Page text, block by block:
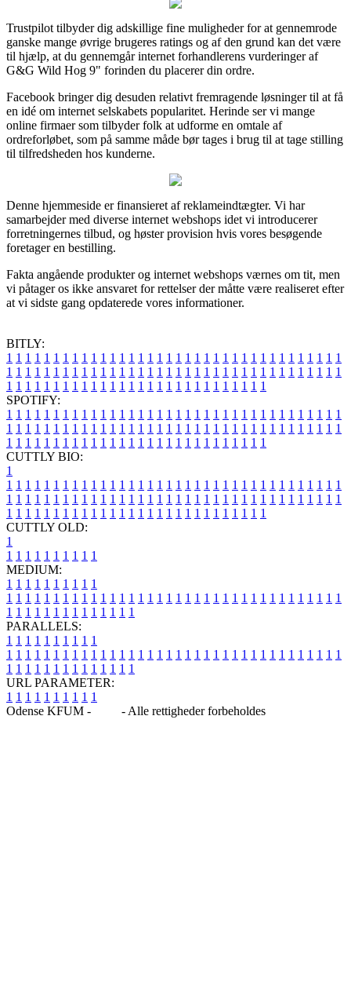
Trustpilot tilbyder dig adskillige fine muligheder for at gennemrode
ganske mange øvrige brugeres ratings og af den grund kan det være
til hjælp, at du gennemgår internet forhandlerens vurderinger af
G&G Wild Hog 9" forinden du placerer din ordre.
Facebook bringer dig desuden relativt fremragende løsninger til at få
en idé om internet selskabets popularitet. Herinde ser vi mange
online firmaer som tilbyder folk at udforme en omtale af
ordreforløbet, som på samme måde bør tages i brug til at tage stilling
til tilfredsheden hos kunderne.
Denne hjemmeside er finansieret af reklameindtægter. Vi har
samarbejder med diverse internet webshops idet vi introducerer
forretningernes tilbud, og høster provision hvis vores besøgende
foretager en bestilling.
Fakta angående produkter og internet webshops værnes om tit, men
vi påtager os ikke ansvaret for rettelser der måtte være realiseret efter
at vi sidste gang opdaterede vores informationer.
BITLY:
1 1 1 1 1 1 1 1 1 1 1 1 1 1 1 1 1 1 1 1 1 1 1 1 1 1 1 1 1 1 1 1 1 1 1 1
1 1 1 1 1 1 1 1 1 1 1 1 1 1 1 1 1 1 1 1 1 1 1 1 1 1 1 1 1 1 1 1 1 1 1 1
1 1 1 1 1 1 1 1 1 1 1 1 1 1 1 1 1 1 1 1 1 1 1 1 1 1 1 1
SPOTIFY:
1 1 1 1 1 1 1 1 1 1 1 1 1 1 1 1 1 1 1 1 1 1 1 1 1 1 1 1 1 1 1 1 1 1 1 1
1 1 1 1 1 1 1 1 1 1 1 1 1 1 1 1 1 1 1 1 1 1 1 1 1 1 1 1 1 1 1 1 1 1 1 1
1 1 1 1 1 1 1 1 1 1 1 1 1 1 1 1 1 1 1 1 1 1 1 1 1 1 1 1
CUTTLY BIO:
1
1 1 1 1 1 1 1 1 1 1 1 1 1 1 1 1 1 1 1 1 1 1 1 1 1 1 1 1 1 1 1 1 1 1 1 1
1 1 1 1 1 1 1 1 1 1 1 1 1 1 1 1 1 1 1 1 1 1 1 1 1 1 1 1 1 1 1 1 1 1 1 1
1 1 1 1 1 1 1 1 1 1 1 1 1 1 1 1 1 1 1 1 1 1 1 1 1 1 1 1
CUTTLY OLD:
1
1 1 1 1 1 1 1 1 1 1
MEDIUM:
1 1 1 1 1 1 1 1 1 1
1 1 1 1 1 1 1 1 1 1 1 1 1 1 1 1 1 1 1 1 1 1 1 1 1 1 1 1 1 1 1 1 1 1 1 1
1 1 1 1 1 1 1 1 1 1 1 1 1 1
PARALLELS:
1 1 1 1 1 1 1 1 1 1
1 1 1 1 1 1 1 1 1 1 1 1 1 1 1 1 1 1 1 1 1 1 1 1 1 1 1 1 1 1 1 1 1 1 1 1
1 1 1 1 1 1 1 1 1 1 1 1 1 1
URL PARAMETER:
1 1 1 1 1 1 1 1 1 1
Odense KFUM -
- Alle rettigheder forbeholdes